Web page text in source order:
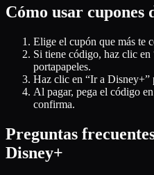
Cómo usar cupones
Elige el cupón que más te
Si tiene código, haz clic
portapapeles.
Haz clic en “Ir a Disney+”
Al pagar, pega el código
confirma.
Preguntas
Disney+